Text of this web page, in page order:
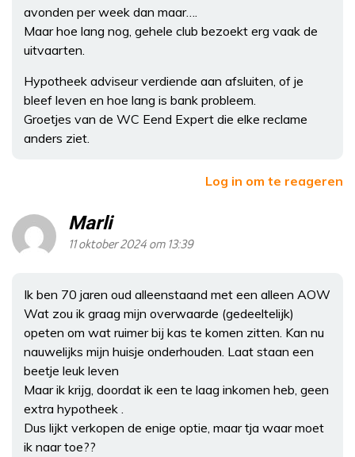
avonden per week dan maar….
Maar hoe lang nog, gehele club bezoekt erg vaak de
uitvaarten.
Hypotheek adviseur verdiende aan afsluiten, of je
bleef leven en hoe lang is bank probleem.
Groetjes van de WC Eend Expert die elke reclame
anders ziet.
Log in om te reageren
Marli
11 oktober 2024 om 13:39
Ik ben 70 jaren oud alleenstaand met een alleen AOW
Wat zou ik graag mijn overwaarde (gedeeltelijk)
opeten om wat ruimer bij kas te komen zitten. Kan nu
nauwelijks mijn huisje onderhouden. Laat staan een
beetje leuk leven
Maar ik krijg, doordat ik een te laag inkomen heb, geen
extra hypotheek .
Dus lijkt verkopen de enige optie, maar tja waar moet
ik naar toe??